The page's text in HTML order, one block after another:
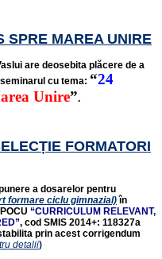
SPRE MAREA UNIRE
are deosebita plăcere de a
cu tema: “24
Unire”.
FORMATORI
a dosarelor pentru
formare ciclu gimnazial)în
“CURRICULUM RELEVANT,
, cod SMIS 2014+: 118327a
prin acest corrigendum
detalii)